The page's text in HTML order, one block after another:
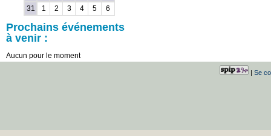
31
1 2 3 4 5 6
Prochains événements
à venir :
Aucun pour le moment
| Se